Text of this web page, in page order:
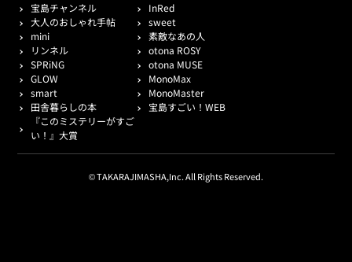
宝島チャンネル
InRed
大人のおしゃれ手帖
sweet
mini
素敵なあの人
リンネル
otona ROSY
SPRiNG
otona MUSE
GLOW
MonoMax
smart
MonoMaster
田舎暮らしの本
宝島すごい！WEB
『このミステリーがすご
い！』大賞
© TAKARAJIMASHA,Inc. All Rights Reserved.